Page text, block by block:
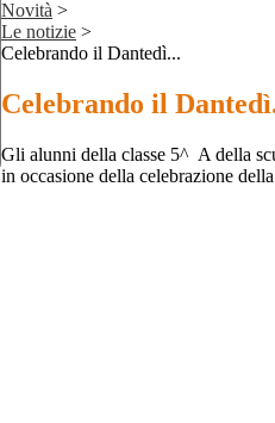
Novità >
Le notizie >
Celebrando il Dantedì...
Celebrando il
Gli alunni della classe 5^ A della
in occasione della celebrazione